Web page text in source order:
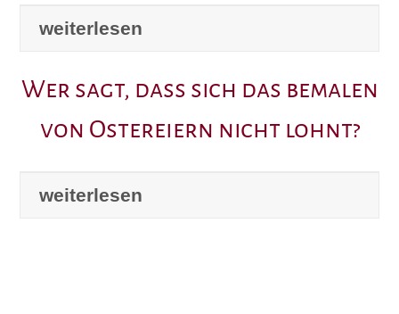
weiterlesen
Wer sagt, dass sich das bemalen
von Ostereiern nicht lohnt?
weiterlesen